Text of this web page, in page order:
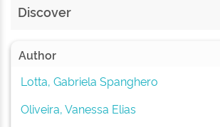
Discover
Author
Lotta, Gabriela Spanghero
Oliveira, Vanessa Elias